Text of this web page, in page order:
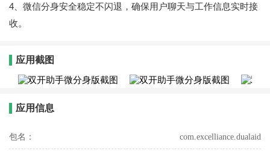
4、微信分身安全稳定不闪退，确保用户聊天与工作信息实时接
收。
应用截图
应用信息
包名： com.excelliance.dualaid